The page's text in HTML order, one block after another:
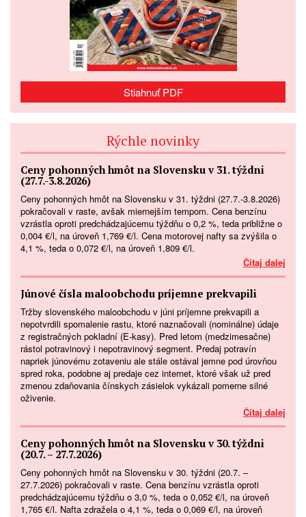
Stiahnuť PDF
Rýchle novinky
Ceny pohonných hmôt na Slovensku v 31. týždni
(27.7.-3.8.2026)
Ceny pohonných hmôt na Slovensku v 31. týždni (27.7.-3.8.2026)
pokračovali v raste, avšak miernejším tempom. Cena benzínu
vzrástla oproti predchádzajúcemu týždňu o 0,2 %, teda približne o
0,004 €/l, na úroveň 1,769 €/l. Cena motorovej nafty sa zvýšila o
4,1 %, teda o 0,072 €/l, na úroveň 1,809 €/l.
Čítaj dalej
Júnové čísla maloobchodu príjemne prekvapili
Tržby slovenského maloobchodu v júni príjemne prekvapili a
nepotvrdili spomalenie rastu, ktoré naznačovali (nominálne) údaje
z registračných pokladní (E-kasy). Pred letom (medzimesačne)
rástol potravinový i nepotravinový segment. Predaj potravín
napriek júnovému zotaveniu ale stále ostával jemne pod úrovňou
spred roka, podobne aj predaje cez internet, ktoré však už pred
zmenou zdaňovania čínskych zásielok vykázali pomerne silné
oživenie.
Čítaj dalej
Ceny pohonných hmôt na Slovensku v 30. týždni
(20.7. – 27.7.2026)
Ceny pohonných hmôt na Slovensku v 30. týždni (20.7. –
27.7.2026) pokračovali v raste. Cena benzínu vzrástla oproti
predchádzajúcemu týždňu o 3,0 %, teda o 0,052 €/l, na úroveň
1,765 €/l. Nafta zdražela o 4,1 %, teda o 0,069 €/l, na úroveň